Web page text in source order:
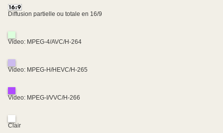
Diffusion partielle ou totale en 16/9
Video: MPEG-4/AVC/H-264
Video: MPEG-H/HEVC/H-265
Video: MPEG-I/VVC/H-266
Clair